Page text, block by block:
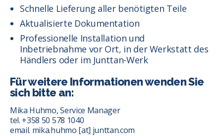
Schnelle Lieferung aller benötigten Teile
Aktualisierte Dokumentation
Professionelle Installation und
Inbetriebnahme vor Ort, in der Werkstatt des
Händlers oder im Junttan-Werk
Für weitere Informationen wenden Sie
sich bitte an:
Mika Huhmo, Service Manager
tel. +358 50 578 1040
email. mika.huhmo [at] junttan.com